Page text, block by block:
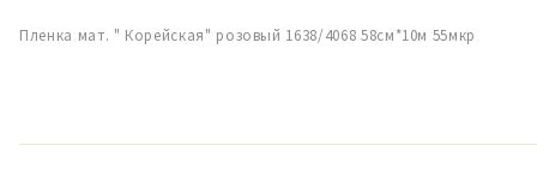
Пленка мат. " Корейская" розовый 1638/4068 58см*10м 55мкр